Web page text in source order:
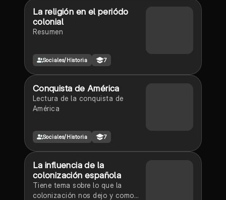
políticas de la colonia Mapas
La religión en el periódo
colonial
Resumen
Sociales/Historia 7
Conquista de América
Lectura de la conquista de
América
Sociales/Historia 7
La influencia de la
colonización española
Tiene tema sobre lo que la
colonización nos dejo y como